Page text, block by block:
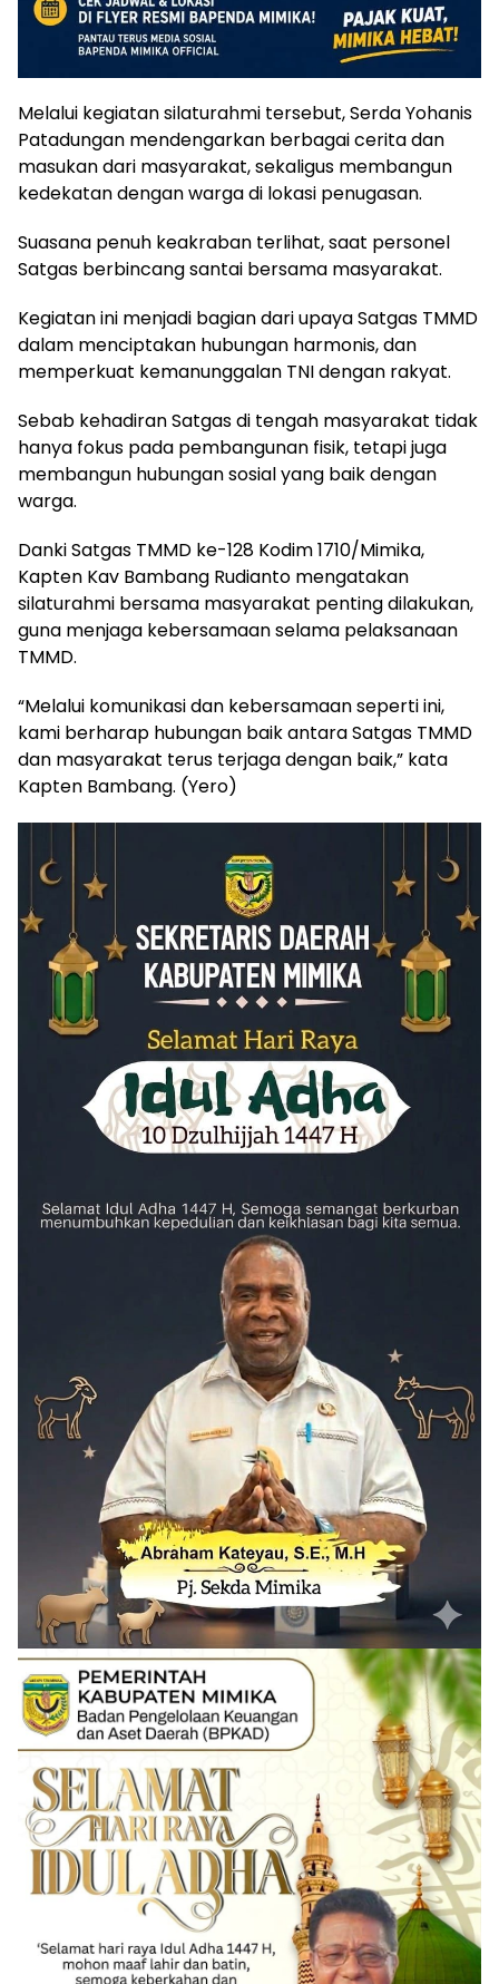
Melalui kegiatan silaturahmi tersebut, Serda Yohanis
Patadungan mendengarkan berbagai cerita dan
masukan dari masyarakat, sekaligus membangun
kedekatan dengan warga di lokasi penugasan.
Suasana penuh keakraban terlihat, saat personel
Satgas berbincang santai bersama masyarakat.
Kegiatan ini menjadi bagian dari upaya Satgas TMMD
dalam menciptakan hubungan harmonis, dan
memperkuat kemanunggalan TNI dengan rakyat.
Sebab kehadiran Satgas di tengah masyarakat tidak
hanya fokus pada pembangunan fisik, tetapi juga
membangun hubungan sosial yang baik dengan
warga.
Danki Satgas TMMD ke-128 Kodim 1710/Mimika,
Kapten Kav Bambang Rudianto mengatakan
silaturahmi bersama masyarakat penting dilakukan,
guna menjaga kebersamaan selama pelaksanaan
TMMD.
“Melalui komunikasi dan kebersamaan seperti ini,
kami berharap hubungan baik antara Satgas TMMD
dan masyarakat terus terjaga dengan baik,” kata
Kapten Bambang. (Yero)